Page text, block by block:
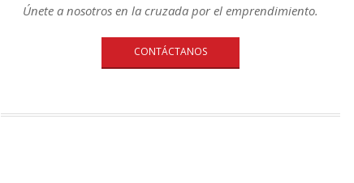
Únete a nosotros en la cruzada por el emprendimiento.
CONTÁCTANOS